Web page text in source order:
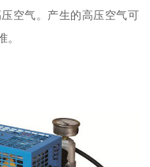
空气。产生的高压空气可
。